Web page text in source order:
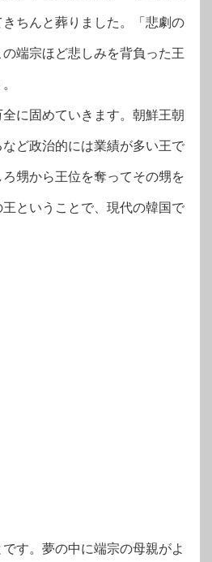
ちんと葬りました。「悲劇の
端宗ほど悲しみを背負った王
に固めていきます。朝鮮王朝
ど政治的には業績が多い王で
甥から王位を奪ってその甥を
ということで、現代の韓国で
す。夢の中に端宗の母親がよ